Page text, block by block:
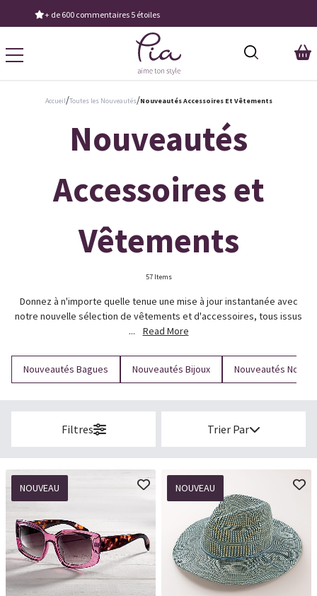
Demandez notre dernier catalogue
Accueil/Toutes les Nouveautés/Nouveautés Accessoires Et Vêtements
Nouveautés
Accessoires et
Vêtements
57 Items
Donnez à n'importe quelle tenue une mise à jour instantanée avec
notre nouvelle sélection de vêtements et d'accessoires, tous issus
...
Read More
Nouveautés Bagues Nouveautés Bijoux Nouveautés Noël
Filtres Trier Par
NOUVEAU NOUVEAU